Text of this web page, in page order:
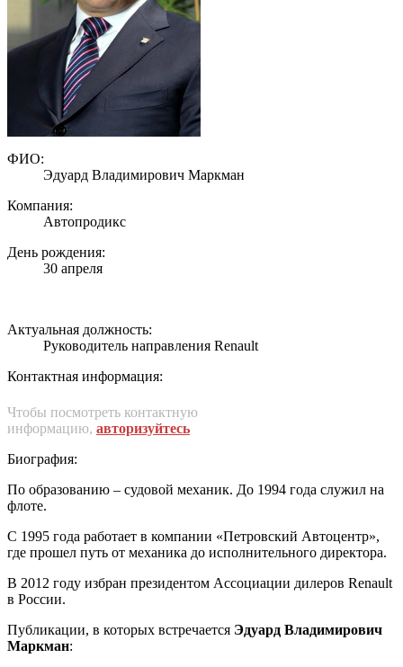
ФИО:
Эдуард Владимирович Маркман
Компания:
Автопродикс
День рождения:
30 апреля
Актуальная должность:
Руководитель направления Renault
Контактная информация:
Чтобы посмотреть контактную
информацию, авторизуйтесь
Биография:
По образованию – судовой механик. До 1994 года служил на
флоте.
С 1995 года работает в компании «Петровский Автоцентр»,
где прошел путь от механика до исполнительного директора.
В 2012 году избран президентом Ассоциации дилеров Renault
в России.
Публикации, в которых встречается Эдуард Владимирович
Маркман: